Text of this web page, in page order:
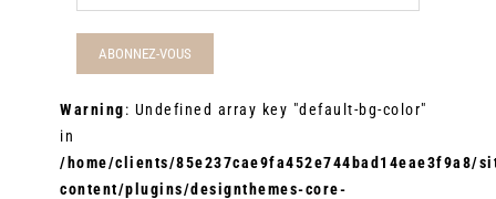
Warning: Undefined array key "default-bg-color"
in
/home/clients/
content/plugins/designthemes-core-